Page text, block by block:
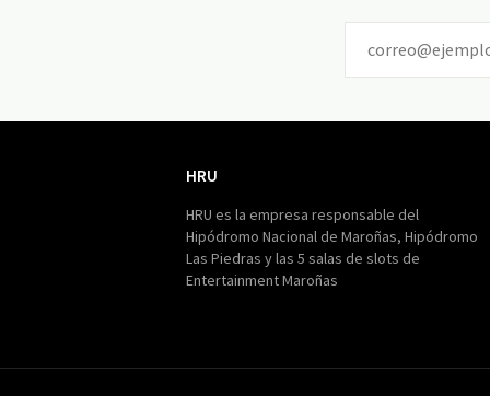
HRU
HRU es la empresa responsable del
Hipódromo Nacional de Maroñas, Hipódromo
Las Piedras y las 5 salas de slots de
Entertainment Maroñas